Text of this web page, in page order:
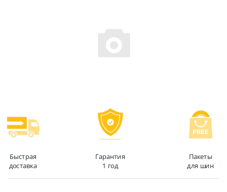
Быстрая
доставка
Гарантия
1 год
Пакеты
для шин